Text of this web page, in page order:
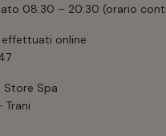
08:30 – 20:30 (orario
effettuati online
Store Spa
Trani